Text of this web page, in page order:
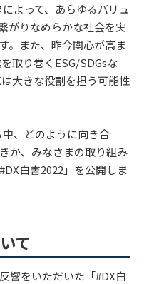
よって、あらゆるバリュ
がりなめらかな社会を実
。また、昨今関心が高ま
取り巻くESG/SDGsな
大きな役割を担う可能性
、どのように向き合
か、みなさまの取り組み
白書2022」を公開しま
て
響をいただいた「#DX白